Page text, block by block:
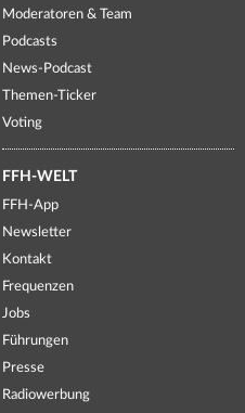
Moderatoren & Team
Podcasts
News-Podcast
Themen-Ticker
Voting
FFH-WELT
FFH-App
Newsletter
Kontakt
Frequenzen
Jobs
Führungen
Presse
Radiowerbung